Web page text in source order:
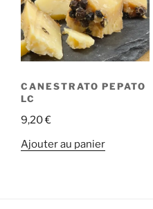
peuvent
être
choisies
sur
page
CANESTRATO PEPATO
LC
9,20€
Ajouter au panier